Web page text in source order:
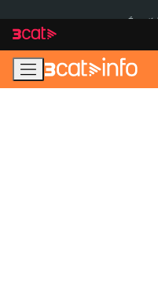
navegació
principal
contingut